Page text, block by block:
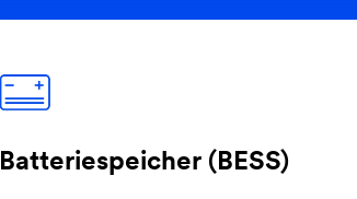
Batteriespeicher (BESS)